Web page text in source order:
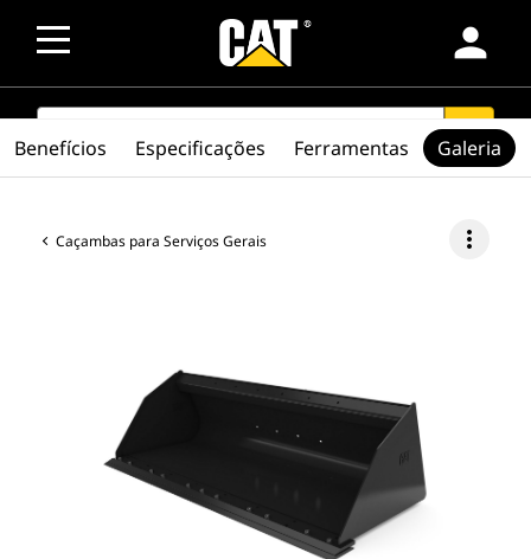
person
SEARCH search
Caçambas para Serviços Gerais more_vert
Benefícios Especificações Ferramentas Galeria